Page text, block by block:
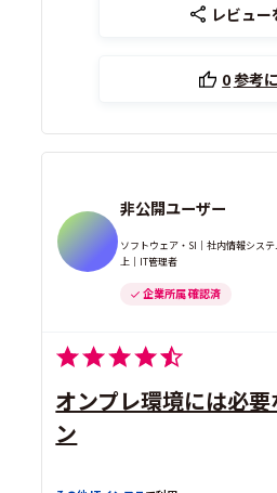
レビュ
0参考
非公開ユーザー
ソフトウェア・SI｜社内情報シス
上｜IT管理者
企業所属 確認済
オンプレ環境には必
ン